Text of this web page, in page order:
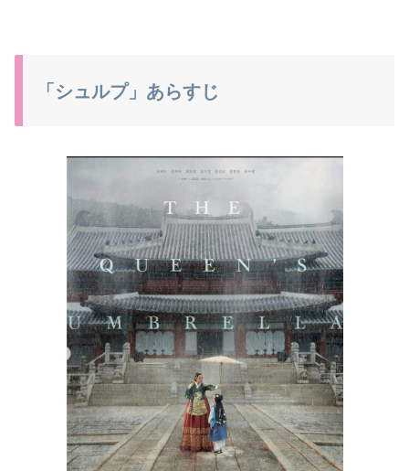
「シュルプ」あらすじ